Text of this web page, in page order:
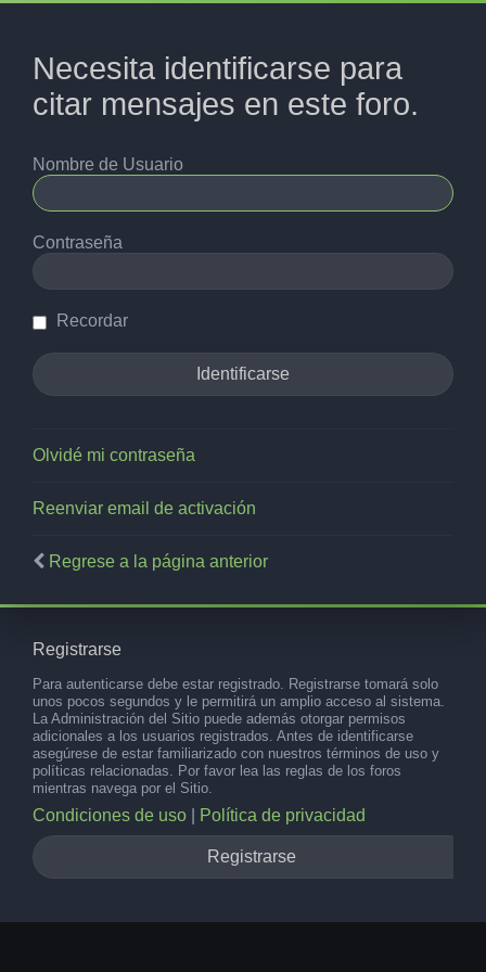
Necesita identificarse para
citar mensajes en este foro.
Nombre de Usuario
Contraseña
Recordar
Olvidé mi contraseña
Reenviar email de activación
Regrese a la página anterior
Registrarse
Para autenticarse debe estar registrado. Registrarse tomará solo
unos pocos segundos y le permitirá un amplio acceso al sistema.
La Administración del Sitio puede además otorgar permisos
adicionales a los usuarios registrados. Antes de identificarse
asegúrese de estar familiarizado con nuestros términos de uso y
políticas relacionadas. Por favor lea las reglas de los foros
mientras navega por el Sitio.
Condiciones de uso Política de privacidad
Registrarse